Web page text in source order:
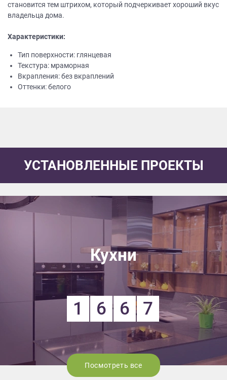
становится тем штрихом, который подчеркивает хороший вкус
владельца дома.
Характеристики:
Тип поверхности: глянцевая
Текстура: мраморная
Вкрапления: без вкраплений
Оттенки: белого
УСТАНОВЛЕННЫЕ ПРОЕКТЫ
Кухни
1 6 6 7
Посмотреть все